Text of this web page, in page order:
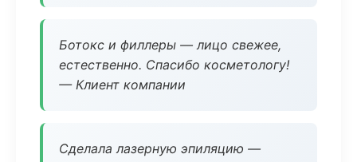
Ботокс и филлеры — лицо свежее,
естественно. Спасибо косметологу!
— Клиент компании
Сделала лазерную эпиляцию —